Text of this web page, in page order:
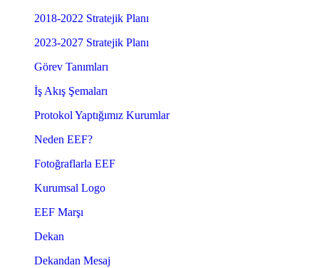
2018-2022 Stratejik Planı
2023-2027 Stratejik Planı
Görev Tanımları
İş Akış Şemaları
Protokol Yaptığımız Kurumlar
Neden EEF?
Fotoğraflarla EEF
Kurumsal Logo
EEF Marşı
Dekan
Dekandan Mesaj